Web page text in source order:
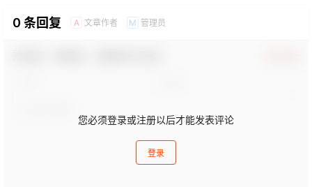
0 条回复 A 文章作者 M 管理员
您必须登录或注册以后才能发表评论
登录